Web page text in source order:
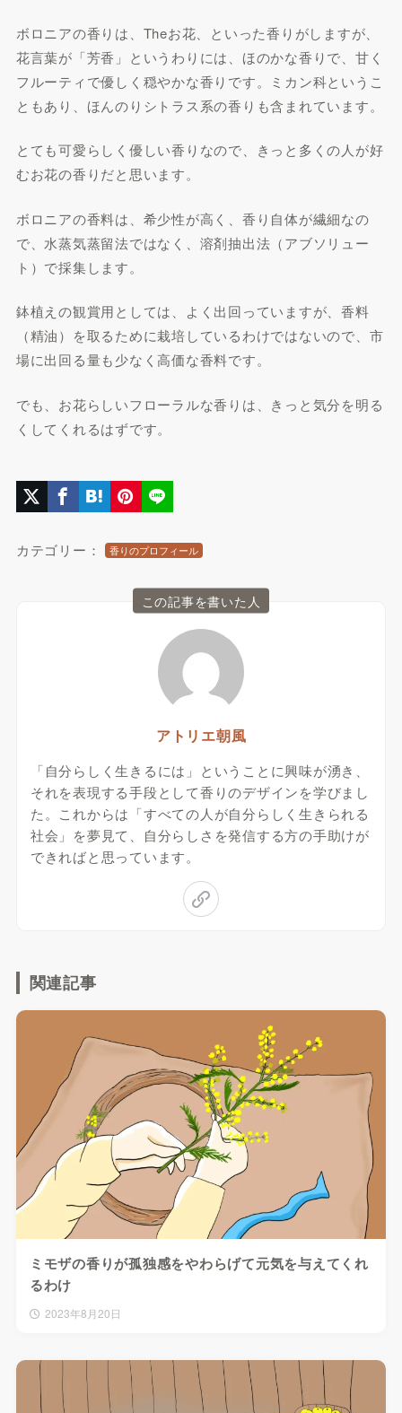
ボロニアの香りは、Theお花、といった香りがしますが、
花言葉が「芳香」というわりには、ほのかな香りで、甘く
フルーティで優しく穏やかな香りです。ミカン科というこ
ともあり、ほんのりシトラス系の香りも含まれています。
とても可愛らしく優しい香りなので、きっと多くの人が好
むお花の香りだと思います。
ボロニアの香料は、希少性が高く、香り自体が繊細なの
で、水蒸気蒸留法ではなく、溶剤抽出法（アブソリュー
ト）で採集します。
鉢植えの観賞用としては、よく出回っていますが、香料
（精油）を取るために栽培しているわけではないので、市
場に出回る量も少なく高価な香料です。
でも、お花らしいフローラルな香りは、きっと気分を明る
くしてくれるはずです。
カテゴリー： 香りのプロフィール
この記事を書いた人
アトリエ朝風
「自分らしく生きるには」ということに興味が湧き、
それを表現する手段として香りのデザインを学びまし
た。これからは「すべての人が自分らしく生きられる
社会」を夢見て、自分らしさを発信する方の手助けが
できればと思っています。
関連記事
ミモザの香りが孤独感をやわらげて元気を与えてくれ
るわけ
2023年8月20日